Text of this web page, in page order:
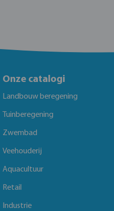
Onze catalogi
Landbouw beregening
Tuinberegening
Zwembad
Veehouderij
Aquacultuur
Retail
Industrie